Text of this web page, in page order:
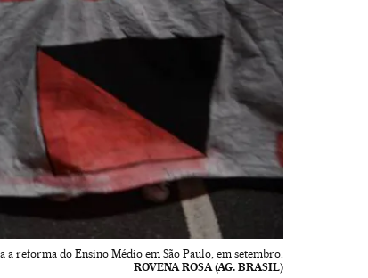
a reforma do Ensino Médio em São Paulo, em setembro.
ROVENA ROSA (AG. BRASIL)